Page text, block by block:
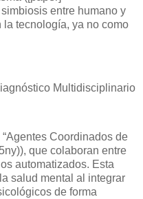
entre humano y
tecnología, ya no como
Multidisciplinario
Coordinados de
que colaboran entre
automatizados. Esta
salud mental al integrar
de forma